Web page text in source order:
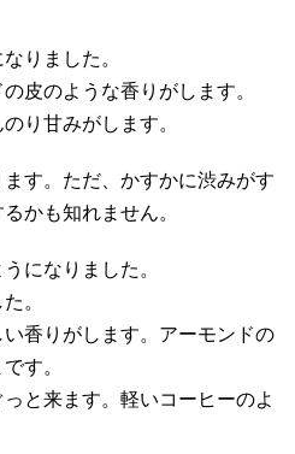
りました。
皮のような香りがします。
り甘みがします。
す。ただ、かすかに渋みがす
かも知れません。
になりました。
。
香りがします。アーモンドの
す。
と来ます。軽いコーヒーのよ